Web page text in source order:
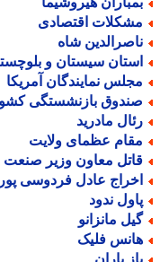
اقتصادی
شاه
سیستان و بلوچستان
نمایندگان آمریکا
بازنشستگی کشوری
مادرید
عظمای ولایت
معاون وزیر صنعت
عادل فردوسی پور
ندود
مانزانو
فلیک